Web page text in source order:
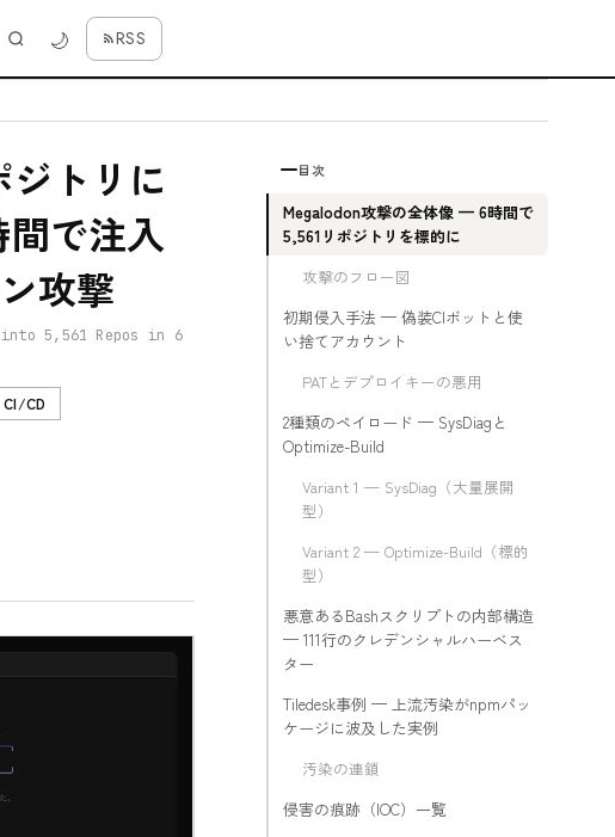
🌙 RSS
ジトリに
で注入
攻撃
into 5,561 Repos in 6
CI/CD
目次
Megalodon攻撃の全体像 — 6時間で
5,561リポジトリを標的に
攻撃のフロー図
初期侵入手法 — 偽装CIボットと使
い捨てアカウント
PATとデプロイキーの悪用
2種類のペイロード — SysDiagと
Optimize-Build
Variant 1 — SysDiag（大量展開
型）
Variant 2 — Optimize-Build（標的
型）
悪意あるBashスクリプトの内部構造
— 111行のクレデンシャルハーベス
ター
Tiledesk事例 — 上流汚染がnpmパッ
ケージに波及した実例
汚染の連鎖
侵害の痕跡（IOC）一覧